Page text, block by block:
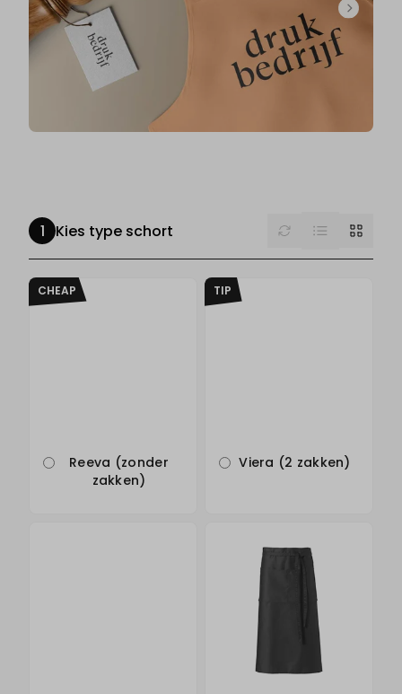
Kies type schort Reset List Grid
CHEAP
Reeva (zonder
zakken)
TIP
Viera (2 zakken)